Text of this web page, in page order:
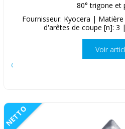
80° trigone et
Fournisseur: Kyocera |
d'arêtes de coupe [n]: 3
Voir
NETTO